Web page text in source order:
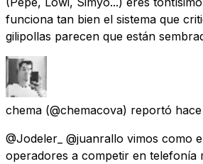
funciona tan bien el sistema que
gilipollas parecen que están
chema (@chemacova) reportó
@Jodeler_ @juanrallo vimos como
operadores a competir en telefonía